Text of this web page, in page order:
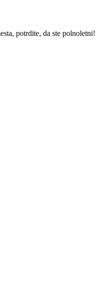
potrdite, da ste polnoletni!